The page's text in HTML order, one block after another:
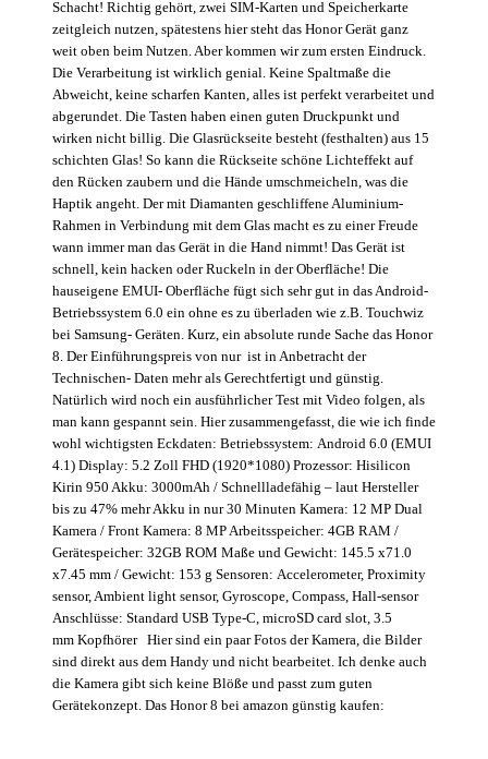
Schacht! Richtig gehört, zwei SIM-Karten und Speicherkarte
zeitgleich nutzen, spätestens hier steht das Honor Gerät ganz
weit oben beim Nutzen. Aber kommen wir zum ersten Eindruck.
Die Verarbeitung ist wirklich genial. Keine Spaltmaße die
Abweicht, keine scharfen Kanten, alles ist perfekt verarbeitet und
abgerundet. Die Tasten haben einen guten Druckpunkt und
wirken nicht billig. Die Glasrückseite besteht (festhalten) aus 15
schichten Glas! So kann die Rückseite schöne Lichteffekt auf
den Rücken zaubern und die Hände umschmeicheln, was die
Haptik angeht. Der mit Diamanten geschliffene Aluminium-
Rahmen in Verbindung mit dem Glas macht es zu einer Freude
wann immer man das Gerät in die Hand nimmt! Das Gerät ist
schnell, kein hacken oder Ruckeln in der Oberfläche! Die
hauseigene EMUI- Oberfläche fügt sich sehr gut in das Android-
Betriebssystem 6.0 ein ohne es zu überladen wie z.B. Touchwiz
bei Samsung- Geräten. Kurz, ein absolute runde Sache das Honor
8. Der Einführungspreis von nur ist in Anbetracht der
Technischen- Daten mehr als Gerechtfertigt und günstig.
Natürlich wird noch ein ausführlicher Test mit Video folgen, als
man kann gespannt sein. Hier zusammengefasst, die wie ich finde
wohl wichtigsten Eckdaten: Betriebssystem: Android 6.0 (EMUI
4.1) Display: 5.2 Zoll FHD (1920*1080) Prozessor: Hisilicon
Kirin 950 Akku: 3000mAh / Schnellladefähig – laut Hersteller
bis zu 47% mehr Akku in nur 30 Minuten Kamera: 12 MP Dual
Kamera / Front Kamera: 8 MP Arbeitsspeicher: 4GB RAM /
Gerätespeicher: 32GB ROM Maße und Gewicht: 145.5 x71.0
x7.45 mm / Gewicht: 153 g Sensoren: Accelerometer, Proximity
sensor, Ambient light sensor, Gyroscope, Compass, Hall-sensor
Anschlüsse: Standard USB Type-C, microSD card slot, 3.5
mm Kopfhörer Hier sind ein paar Fotos der Kamera, die Bilder
sind direkt aus dem Handy und nicht bearbeitet. Ich denke auch
die Kamera gibt sich keine Blöße und passt zum guten
Gerätekonzept. Das Honor 8 bei amazon günstig kaufen: